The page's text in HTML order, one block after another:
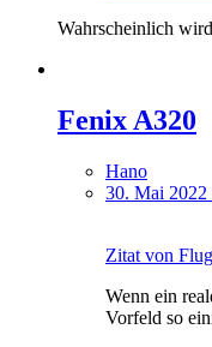
Wahrscheinlich
Fenix A320
Hano
30. Mai 2022
Zitat von
Wenn ein
Vorfeld so